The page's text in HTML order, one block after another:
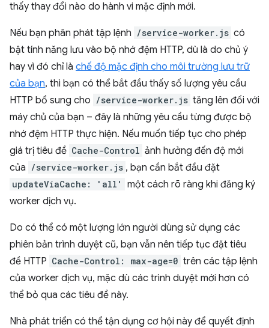
thấy thay đổi nào do hành vi mặc định mới.
Nếu bạn phân phát tập lệnh /service-worker.js có
bật tính năng lưu vào bộ nhớ đệm HTTP, dù là do chủ ý
hay vì đó chỉ là chế độ mặc định cho môi trường lưu trữ
của bạn, thì bạn có thể bắt đầu thấy số lượng yêu cầu
HTTP bổ sung cho /service-worker.js tăng lên đối với
máy chủ của bạn – đây là những yêu cầu từng được bộ
nhớ đệm HTTP thực hiện. Nếu muốn tiếp tục cho phép
giá trị tiêu đề Cache-Control ảnh hưởng đến độ mới
của /service-worker.js , bạn cần bắt đầu đặt
updateViaCache: 'all'
một cách rõ ràng khi đăng ký
worker dịch vụ.
Do có thể có một lượng lớn người dùng sử dụng các
phiên bản trình duyệt cũ, bạn vẫn nên tiếp tục đặt tiêu
đề HTTP Cache-Control: max-age=0 trên các tập lệnh
của worker dịch vụ, mặc dù các trình duyệt mới hơn có
thể bỏ qua các tiêu đề này.
Nhà phát triển có thể tận dụng cơ hội này để quyết định